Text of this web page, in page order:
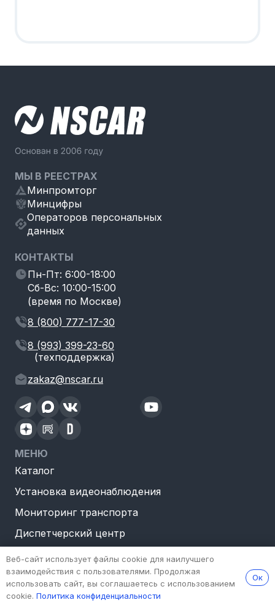
МЫ В РЕЕСТРАХ
Минпромторг
Минцифры
Операторов персональных
данных
КОНТАКТЫ
Пн-Пт: 6:00-18:00
Сб-Вс: 10:00-15:00
(время по Москве)
8 (800) 777-17-30
8 (993) 399-23-60
(техподдержка)
zakaz@nscar.ru
МЕНЮ
Каталог
Установка видеонаблюдения
Мониторинг транспорта
Диспетчерский центр
Партнерам
Тендеры
Доставка и оплата
Веб-сайт использует файлы cookie для наилучшего
взаимодействия с пользователями. Продолжая
использовать сайт, вы соглашаетесь с использованием
cookie. Политика конфиденциальности
Ок